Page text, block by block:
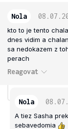
Nola
kto to je tento
dnes vidim a
sa nedokazem z
perach
Reagovat
Nola
A tiez Sasha
sebavedomia